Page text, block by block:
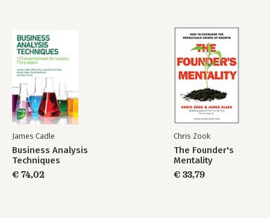
James Cadle
Business Analysis
Techniques
€ 74,02
Chris Zook
The Founder's
Mentality
€ 33,79